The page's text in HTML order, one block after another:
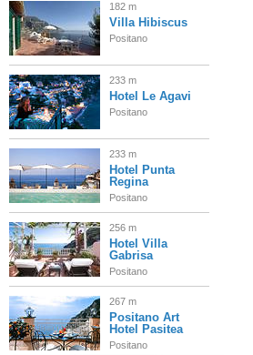
182 m
Villa Hibiscus
Positano
233 m
Hotel Le Agavi
Positano
233 m
Hotel Punta
Regina
Positano
256 m
Hotel Villa
Gabrisa
Positano
267 m
Positano Art
Hotel Pasitea
Positano